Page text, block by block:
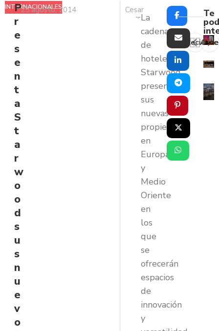
INTERNACIONALES
P
r
e
s
e
n
t
a
S
t
a
r
w
o
o
d
s
u
s
n
u
e
v
o
25 agosto, 2014 Cesar
La
cadena
de
hoteles
Starwood
presentó
sus
nuevas
propiedades
en
Europa
y
Medio
Oriente
en
los
que
se
ofrecerán
espacios
de
innovación
y
Reciente
Te